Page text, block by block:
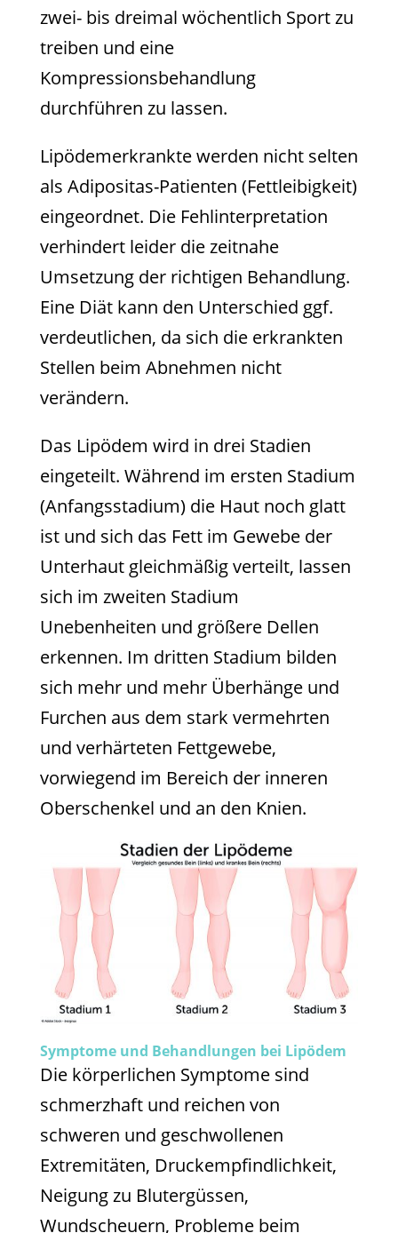
zwei- bis dreimal wöchentlich Sport zu
treiben und eine
Kompressionsbehandlung
durchführen zu lassen.
Lipödemerkrankte werden nicht selten
als Adipositas-Patienten (Fettleibigkeit)
eingeordnet. Die Fehlinterpretation
verhindert leider die zeitnahe
Umsetzung der richtigen Behandlung.
Eine Diät kann den Unterschied ggf.
verdeutlichen, da sich die erkrankten
Stellen beim Abnehmen nicht
verändern.
Das Lipödem wird in drei Stadien
eingeteilt. Während im ersten Stadium
(Anfangsstadium) die Haut noch glatt
ist und sich das Fett im Gewebe der
Unterhaut gleichmäßig verteilt, lassen
sich im zweiten Stadium
Unebenheiten und größere Dellen
erkennen. Im dritten Stadium bilden
sich mehr und mehr Überhänge und
Furchen aus dem stark vermehrten
und verhärteten Fettgewebe,
vorwiegend im Bereich der inneren
Oberschenkel und an den Knien.
Symptome und Behandlungen bei Lipödem
Die körperlichen Symptome sind
schmerzhaft und reichen von
schweren und geschwollenen
Extremitäten, Druckempfindlichkeit,
Neigung zu Blutergüssen,
Wundscheuern, Probleme beim